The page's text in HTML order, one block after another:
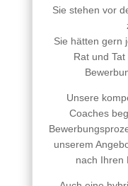
Sie stehen vor
Sie hätten gern
Rat und
Unsere
Coaches
unserem
nach Ihren